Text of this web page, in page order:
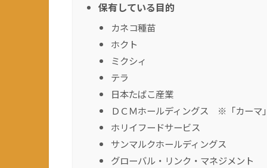
保有している目的
カネコ種苗
ホクト
ミクシィ
テラ
日本たばこ産業
ＤＣＭホールディングス ※「カーマ
ホリイフードサービス
サンマルクホールディングス
グローバル・リンク・マネジメント